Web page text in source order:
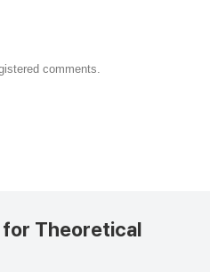
comments.
Theoretical